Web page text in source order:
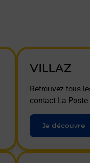
VILLAZ
Retrouvez tous
contact La
Je découvre